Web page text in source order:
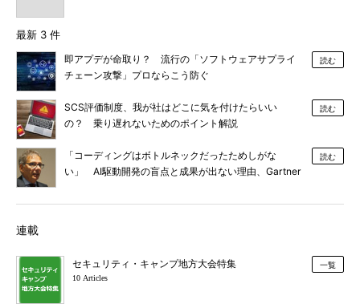
最新 3 件
即アプデが命取り？ 流行の「ソフトウェアサプライ
チェーン攻撃」プロならこう防ぐ
読む
SCS評価制度、我が社はどこに気を付けたらいい
の？ 乗り遅れないためのポイント解説
読む
「コーディングはボトルネックだったためしがな
い」 AI駆動開発の盲点と成果が出ない理由、Gartner
読む
連載
セキュリティ・キャンプ地方大会特集
10 Articles
一覧